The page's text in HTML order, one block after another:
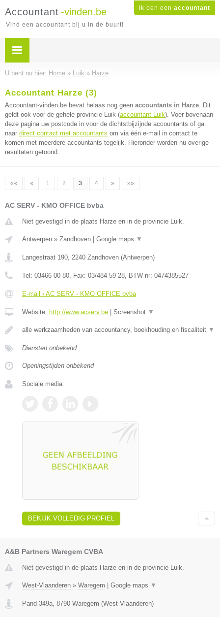
Ik ben een accountant
Accountant -vinden.be
Vind een accountant bij u in de buurt!
U bent nu hier: Home » Luik » Harze
Accountant Harze (3)
Accountant-vinden.be bevat helaas nog geen accountants in Harze. Dit
geldt ook voor de gehele provincie Luik (accountant Luik). Voer bovenaan
deze pagina uw postcode in voor de dichtstbijzijnde accountants of ga
naar direct contact met accountants om via één e-mail in contact te
komen met meerdere accountants tegelijk. Hieronder worden nu overige
resultaten getoond.
«« « 1 2 3 4 » »»
AC SERV - KMO OFFICE bvba
Niet gevestigd in de plaats Harze en in de provincie Luik.
Antwerpen » Zandhoven Google maps ▼
Langestraat 190, 2240 Zandhoven (Antwerpen)
Tel: 03466 00 80, Fax: 03/484 59 28, BTW-nr: 0474385527
E-mail › AC SERV - KMO OFFICE bvba
Website: http://www.acserv.be Screenshot ▼
alle werkzaamheden van accountancy, boekhouding en fiscaliteit ▼
Diensten onbekend
Openingstijden onbekend
Sociale media:
BEKIJK VOLLEDIG PROFIEL
A&B Partners Waregem CVBA
Niet gevestigd in de plaats Harze en in de provincie Luik.
West-Vlaanderen » Waregem | Google maps ▼
Pand 349a 8790 Waregem (West-Vlaanderen)